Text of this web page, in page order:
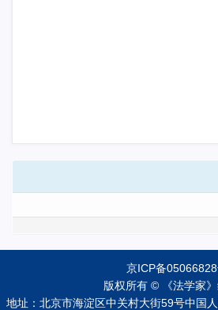
京ICP备
版权所有 © 《法学家
地址：北京市海淀区中关村大街59号中国